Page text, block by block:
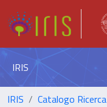
IRIS
IRIS Catalogo Ricerca